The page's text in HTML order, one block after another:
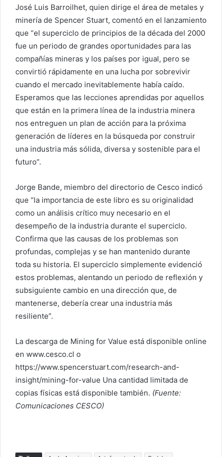
José Luis Barroilhet, quien dirige el área de metales y
minería de Spencer Stuart, comentó en el lanzamiento
que “el superciclo de principios de la década del 2000
fue un periodo de grandes oportunidades para las
compañías mineras y los países por igual, pero se
convirtió rápidamente en una lucha por sobrevivir
cuando el mercado inevitablemente había caído.
Esperamos que las lecciones aprendidas por aquellos
que están en la primera línea de la industria minera
nos entreguen un plan de acción para la próxima
generación de líderes en la búsqueda por construir
una industria más sólida, diversa y sostenible para el
futuro”.
Jorge Bande, miembro del directorio de Cesco indicó
que “la importancia de este libro es su originalidad
como un análisis crítico muy necesario en el
desempeño de la industria durante el superciclo.
Confirma que las causas de los problemas son
profundas, complejas y se han mantenido durante
toda su historia. El superciclo simplemente evidenció
estos problemas, alentando un periodo de reflexión y
subsiguiente cambio en una dirección que, de
mantenerse, debería crear una industria más
resiliente”.
La descarga de Mining for Value está disponible online
en www.cesco.cl o
https://www.spencerstuart.com/research-and-
insight/mining-for-value Una cantidad limitada de
copias físicas está disponible también. (Fuente:
Comunicaciones CESCO)